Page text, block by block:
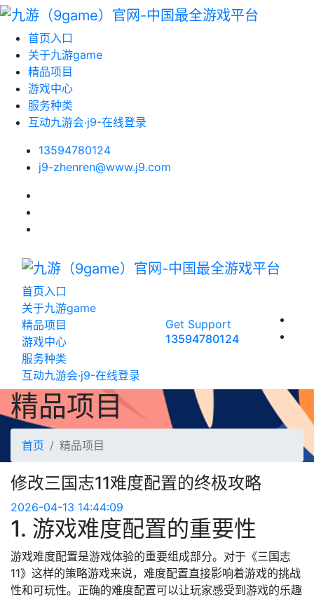
首页入口
关于九游game
精品项目
游戏中心
服务种类
互动九游会·j9-在线登录
13594780124
j9-zhenren@www.j9.com
首页入口
关于九游game
精品项目
游戏中心
服务种类
互动九游会·j9-在线登录
Get Support
13594780124
精品项目
首页 精品项目
修改三国志11难度配置的终极攻略
2026-04-13 14:44:09
1. 游戏难度配置的重要性
游戏难度配置是游戏体验的重要组成部分。对于《三国志
11》这样的策略游戏来说，难度配置直接影响着游戏的挑战
性和可玩性。正确的难度配置可以让玩家感受到游戏的乐趣